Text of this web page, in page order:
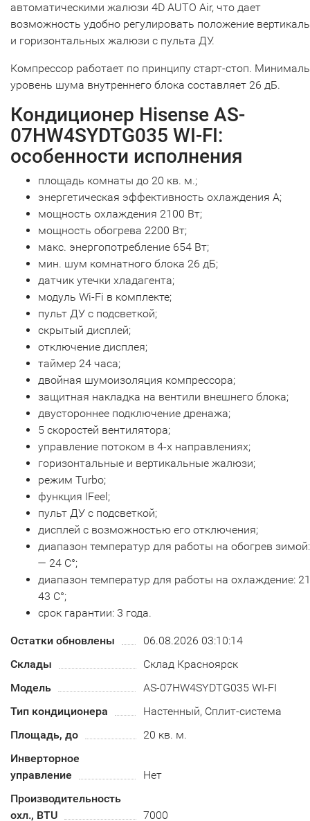
автоматическими жалюзи 4D AUTO Air, что дает
возможность удобно регулировать положение
и горизонтальных жалюзи с пульта ДУ.
Компрессор работает по принципу старт-стоп.
уровень шума внутреннего блока составляет 26 дБ.
Кондиционер Hisense AS-
07HW4SYDTG035 WI-FI:
особенности исполнения
площадь комнаты до 20 кв. м.;
энергетическая эффективность охлаждения А;
мощность охлаждения 2100 Вт;
мощность обогрева 2200 Вт;
макс. энергопотребление 654 Вт;
мин. шум комнатного блока 26 дБ;
датчик утечки хладагента;
модуль Wi-Fi в комплекте;
пульт ДУ с подсветкой;
скрытый дисплей;
отключение дисплея;
таймер 24 часа;
двойная шумоизоляция компрессора;
защитная накладка на вентили внешнего блока;
двустороннее подключение дренажа;
5 скоростей вентилятора;
управление потоком в 4-х направлениях;
горизонтальные и вертикальные жалюзи;
режим Turbo;
функция IFeel;
пульт ДУ с подсветкой;
дисплей с возможностью его отключения;
диапазон температур для работы на обогрев
— 24 С°;
диапазон температур для работы на охлаждение:
43 С°;
срок гарантии: 3 года.
Остатки обновлены
06.08.2026 03:10:14
Склады
Склад Красноярск
Модель
AS-07HW4SYDTG035 WI-FI
Тип кондиционера
Настенный, Сплит-система
Площадь, до
20 кв. м.
Инверторное
управление
Нет
Производительность
охл., BTU
7000